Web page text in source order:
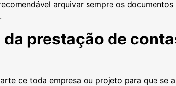
arquivar sempre os
prestação de
de toda empresa ou projeto para que se